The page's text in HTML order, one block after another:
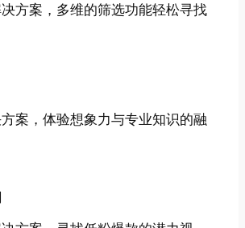
方案，多维的筛选功能轻松寻找
案，体验想象力与专业知识的融